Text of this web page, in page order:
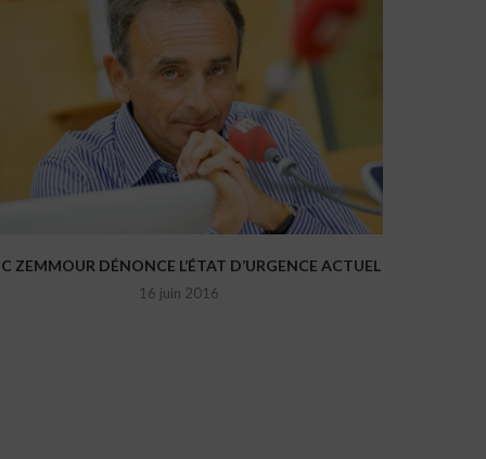
ZEMMOUR DÉNONCE L’ÉTAT D’URGENCE ACTUEL
16 juin 2016